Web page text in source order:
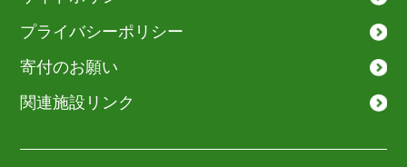
プライバシーポリシー
寄付のお願い
関連施設リンク